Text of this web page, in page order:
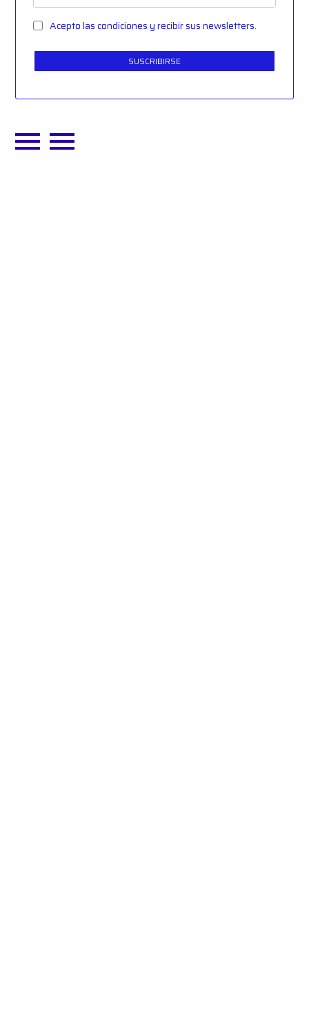
Acepto las condiciones y recibir sus newsletters.
SUSCRIBIRSE